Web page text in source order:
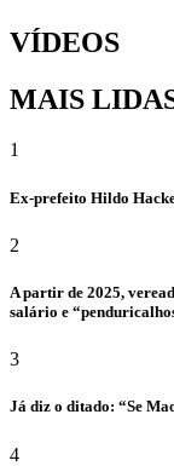
VÍDEOS
MAIS
1
Ex-prefeito Hildo
2
A partir de 2025,
salário e
3
Já diz o ditado: “Se
4